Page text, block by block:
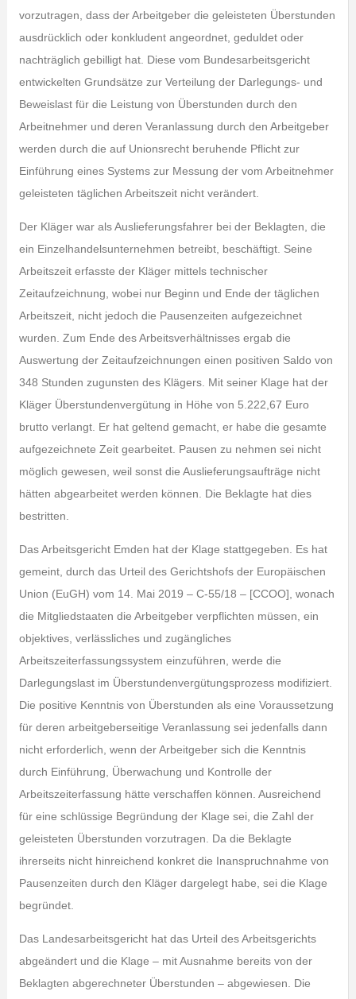
vorzutragen, dass der Arbeitgeber die geleisteten Überstunden
ausdrücklich oder konkludent angeordnet, geduldet oder
nachträglich gebilligt hat. Diese vom Bundesarbeitsgericht
entwickelten Grundsätze zur Verteilung der Darlegungs- und
Beweislast für die Leistung von Überstunden durch den
Arbeitnehmer und deren Veranlassung durch den Arbeitgeber
werden durch die auf Unionsrecht beruhende Pflicht zur
Einführung eines Systems zur Messung der vom Arbeitnehmer
geleisteten täglichen Arbeitszeit nicht verändert.
Der Kläger war als Auslieferungsfahrer bei der Beklagten, die
ein Einzelhandelsunternehmen betreibt, beschäftigt. Seine
Arbeitszeit erfasste der Kläger mittels technischer
Zeitaufzeichnung, wobei nur Beginn und Ende der täglichen
Arbeitszeit, nicht jedoch die Pausenzeiten aufgezeichnet
wurden. Zum Ende des Arbeitsverhältnisses ergab die
Auswertung der Zeitaufzeichnungen einen positiven Saldo von
348 Stunden zugunsten des Klägers. Mit seiner Klage hat der
Kläger Überstundenvergütung in Höhe von 5.222,67 Euro
brutto verlangt. Er hat geltend gemacht, er habe die gesamte
aufgezeichnete Zeit gearbeitet. Pausen zu nehmen sei nicht
möglich gewesen, weil sonst die Auslieferungsaufträge nicht
hätten abgearbeitet werden können. Die Beklagte hat dies
bestritten.
Das Arbeitsgericht Emden hat der Klage stattgegeben. Es hat
gemeint, durch das Urteil des Gerichtshofs der Europäischen
Union (EuGH) vom 14. Mai 2019 – C-55/18 – [CCOO], wonach
die Mitgliedstaaten die Arbeitgeber verpflichten müssen, ein
objektives, verlässliches und zugängliches
Arbeitszeiterfassungssystem einzuführen, werde die
Darlegungslast im Überstundenvergütungsprozess modifiziert.
Die positive Kenntnis von Überstunden als eine Voraussetzung
für deren arbeitgeberseitige Veranlassung sei jedenfalls dann
nicht erforderlich, wenn der Arbeitgeber sich die Kenntnis
durch Einführung, Überwachung und Kontrolle der
Arbeitszeiterfassung hätte verschaffen können. Ausreichend
für eine schlüssige Begründung der Klage sei, die Zahl der
geleisteten Überstunden vorzutragen. Da die Beklagte
ihrerseits nicht hinreichend konkret die Inanspruchnahme von
Pausenzeiten durch den Kläger dargelegt habe, sei die Klage
begründet.
Das Landesarbeitsgericht hat das Urteil des Arbeitsgerichts
abgeändert und die Klage – mit Ausnahme bereits von der
Beklagten abgerechneter Überstunden – abgewiesen. Die